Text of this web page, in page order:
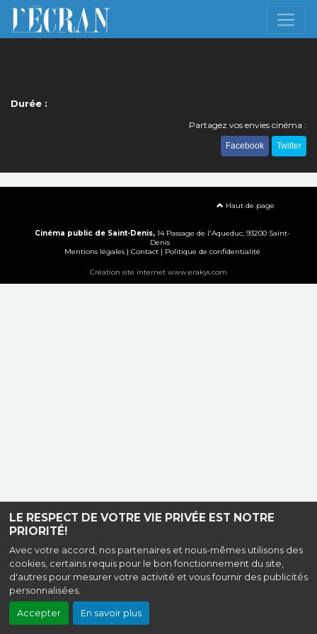
LE RESPECT DE VOTRE VIE PRIVÉE EST NOTRE
PRIORITÉ!
Avec votre accord, nos partenaires et nous-mêmes utilisons des
cookies, certains requis pour le bon fonctionnement du site,
d'autres pour mesurer votre activité et vous fournir des publicités
personnalisées.
Accepter En savoir plus
Durée :
Partagez vos envies cinéma :
Facebook Twitter
Haut de page
Cinéma public de Saint-Denis, 14 Passage de l'Aqueduc, 93200 Saint-
Denis
Mentions légales| Contact| Politique de confidentialité
Création site internet www.erakys.com